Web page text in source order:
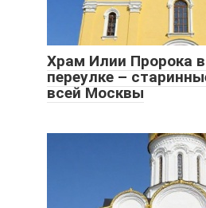
Храм Илии Пророка
переулке –
всей Москвы